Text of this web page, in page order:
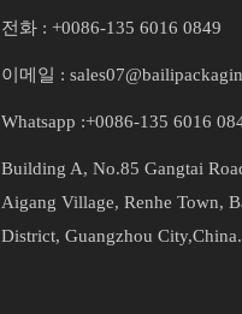
전화 : +0086-135 6016 0849
이메일 :
Whatsapp :+0086-135 6016
Building A, No.85 Gangtai
Aigang Village, Renhe Town,
District, Guangzhou City,China.